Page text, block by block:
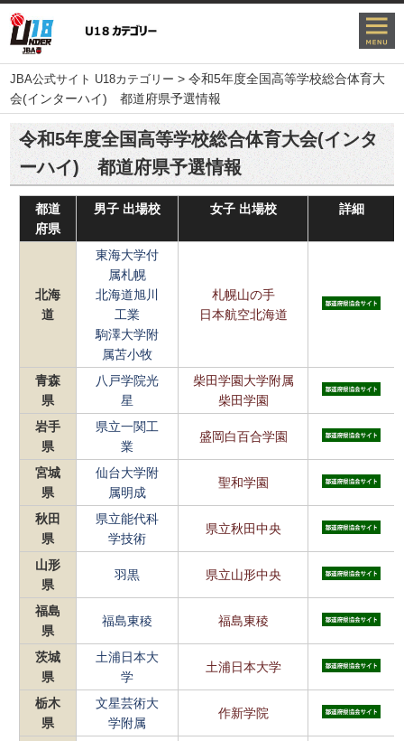
JBA公式サイト U18カテゴリー >令和5年度全国高等学校総合体育大
会(インターハイ) 都道府県予選情報
令和5年度全国高等学校総合体育大会(インタ
ーハイ) 都道府県予選情報
都道
府県
男子 出場校 女子 出場校 詳細
北海
道
東海大学付
属札幌
北海道旭川
工業
駒澤大学附
属苫小牧
札幌山の手
日本航空北海道
青森
県
八戸学院光
星
柴田学園大学附属
柴田学園
岩手
県
県立一関工
業
盛岡白百合学園
宮城
県
仙台大学附
属明成
聖和学園
秋田
県
県立能代科
学技術
県立秋田中央
山形
県
羽黒 県立山形中央
福島
県
福島東稜 福島東稜
茨城
県
土浦日本大
学
土浦日本大学
栃木
県
文星芸術大
学附属
作新学院